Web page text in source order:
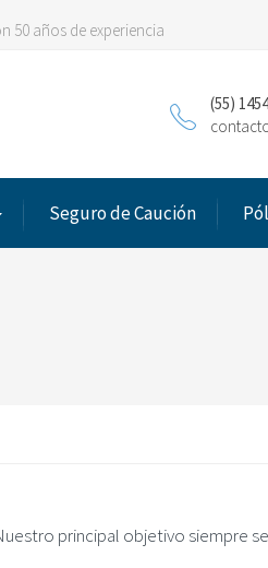
50 años de experiencia
(55)
Seguro de Caución
principal objetivo siempre